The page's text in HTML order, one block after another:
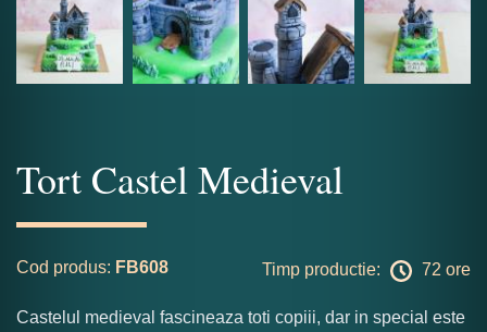
Tort Castel Medieval
Cod produs: FB608 Timp productie: 72 ore
Castelul medieval fascineaza toti copiii, dar in special este